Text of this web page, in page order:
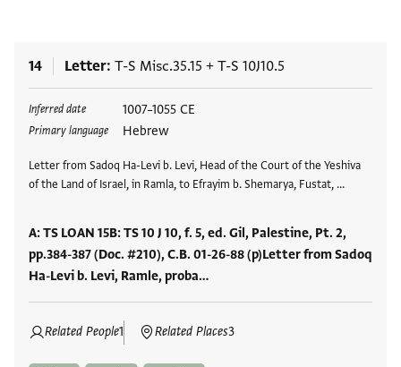
14 Letter T-S Misc.35.15 + T-S 10J10.5
Inferred date 1007–1055 CE
Primary language Hebrew
Letter from Sadoq Ha-Levi b. Levi, Head of the Court of the Yeshiva
of the Land of Israel, in Ramla, to Efrayim b. Shemarya, Fustat, …
A: TS LOAN 15B: TS 10 J 10, f. 5, ed. Gil, Palestine, Pt. 2,
pp.384-387 (Doc. #210), C.B. 01-26-88 (p)Letter from Sadoq
Ha-Levi b. Levi, Ramle, proba…
Related People1 Related Places3
Tags